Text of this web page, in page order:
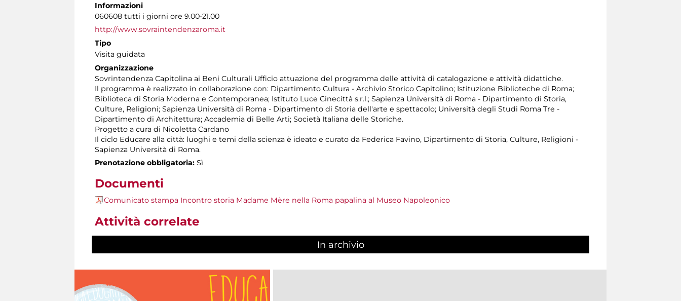
Informazioni
060608 tutti i giorni ore 9.00-21.00
http://www.sovraintendenzaroma.it
Tipo
Visita guidata
Organizzazione
Sovrintendenza Capitolina ai Beni Culturali Ufficio attuazione del programma delle attività di catalogazione e attività didattiche.
Il programma è realizzato in collaborazione con: Dipartimento Cultura - Archivio Storico Capitolino; Istituzione Biblioteche di Roma;
Biblioteca di Storia Moderna e Contemporanea; Istituto Luce Cinecittà s.r.l.; Sapienza Università di Roma - Dipartimento di Storia,
Culture, Religioni; Sapienza Università di Roma - Dipartimento di Storia dell'arte e spettacolo; Università degli Studi Roma Tre -
Dipartimento di Architettura; Accademia di Belle Arti; Società Italiana delle Storiche.
Progetto a cura di Nicoletta Cardano
Il ciclo Educare alla città: luoghi e temi della scienza è ideato e curato da Federica Favino, Dipartimento di Storia, Culture, Religioni -
Sapienza Università di Roma.
Prenotazione obbligatoria: Sì
Documenti
Comunicato stampa Incontro storia Madame Mère nella Roma papalina al Museo Napoleonico
Attività correlate
In archivio